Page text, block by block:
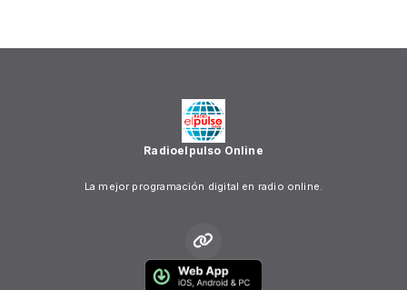
Radioelpulso Online
La mejor programación digital en radio online.